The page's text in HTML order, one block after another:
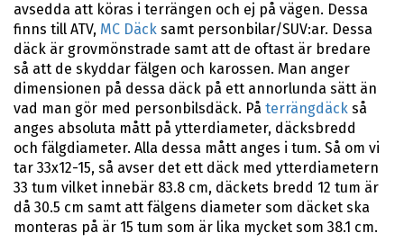
avsedda att köras i terrängen och ej på vägen. Dessa
finns till ATV, MC Däck samt personbilar/SUV:ar. Dessa
däck är grovmönstrade samt att de oftast är bredare
så att de skyddar fälgen och karossen. Man anger
dimensionen på dessa däck på ett annorlunda sätt än
vad man gör med personbilsdäck. På terrängdäck så
anges absoluta mått på ytterdiameter, däcksbredd
och fälgdiameter. Alla dessa mått anges i tum. Så om vi
tar 33x12-15, så avser det ett däck med ytterdiametern
33 tum vilket innebär 83.8 cm, däckets bredd 12 tum är
då 30.5 cm samt att fälgens diameter som däcket ska
monteras på är 15 tum som är lika mycket som 38.1 cm.